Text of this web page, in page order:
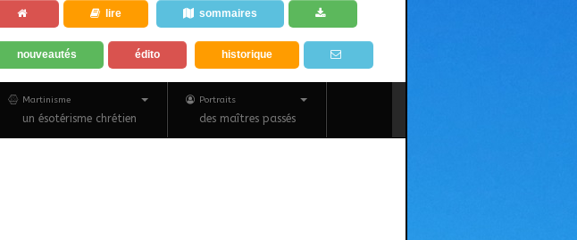
lire sommaires
nouveautés édito historique
Martinisme
un ésotérisme chrétien
Portraits
des maîtres passés